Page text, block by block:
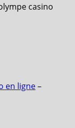
casino
en ligne–